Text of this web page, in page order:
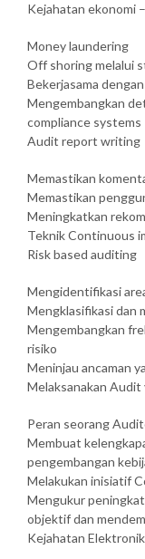
Kejahatan ekonomi
Money laundering
Off shoring melalui
Bekerjasama
Mengembangkan
compliance systems
Audit report writing
Memastikan
Memastikan
Meningkatkan
Teknik Continuous
Risk based auditing
Mengidentifikasi
Mengklasifikasi dan
Mengembangkan
risiko
Meninjau ancaman
Melaksanakan
Peran seorang
Membuat
pengembangan
Melakukan inisiatif
Mengukur
objektif dan
Kejahatan